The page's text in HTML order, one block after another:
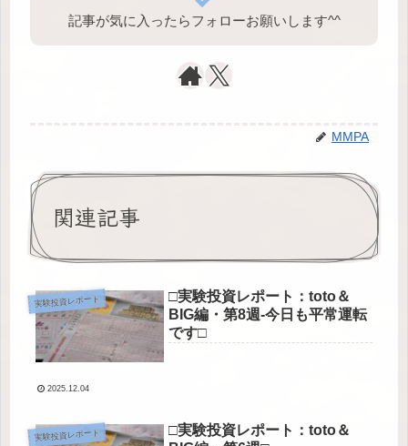
記事が気に入ったらフォローお願いします^⁠^⁠
MMPA
関連記事
実験投資レポート
□実験投資レポート：toto＆
BIG編・第8週-今日も平常運転
です□
2025.12.04
実験投資レポート
□実験投資レポート：toto＆